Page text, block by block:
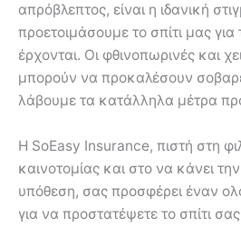
απρόβλεπτος, είναι η ιδανική
προετοιμάσουμε το σπίτι μας
έρχονται. Οι φθινοπωρινές και
μπορούν να προκαλέσουν
λάβουμε τα κατάλληλα μέτρα
Η SoEasy Insurance, πιστή στη
καινοτομίας και στο να κάνει
υπόθεση, σας προσφέρει έναν
για να προστατέψετε το σπίτι